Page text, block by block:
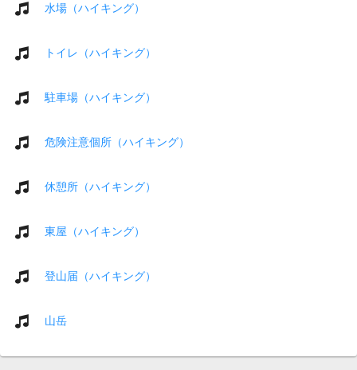
水場（ハイキング）
トイレ（ハイキング）
駐車場（ハイキング）
危険注意個所（ハイキング）
休憩所（ハイキング）
東屋（ハイキング）
登山届（ハイキング）
山岳